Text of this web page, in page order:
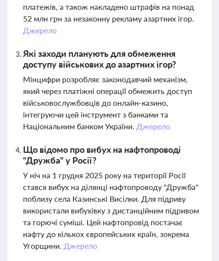
платежів, а також накладено штрафів на понад
52 млн грн за незаконну рекламу азартних ігор.
Джерело
Які заходи планують для обмеження
доступу військових до азартних ігор?
Мінцифри розробляє законодавчий механізм,
який через платіжні операції обмежить доступ
військовослужбовців до онлайн-казино,
інтегруючи цей інструмент з банками та
Національним банком України. Джерело
Що відомо про вибух на нафтопроводі
"Дружба" у Росії?
У ніч на 1 грудня 2025 року на території Росії
стався вибух на ділянці нафтопроводу "Дружба"
поблизу села Казинські Висілки. Для підриву
використали вибухівку з дистанційним підривом
та горючі суміші. Цей нафтопровід постачає
нафту до кількох європейських країн, зокрема
Угорщини. Джерело